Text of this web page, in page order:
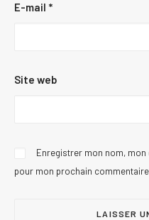
E-mail *
Site web
Enregistrer mon nom,
pour mon prochain